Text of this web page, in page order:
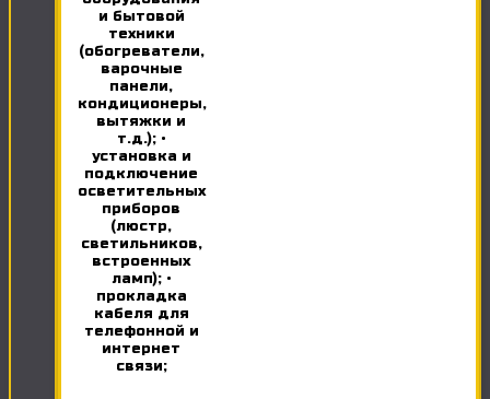
и бытовой
техники
(обогреватели,
варочные
панели,
кондиционеры,
вытяжки и
т.д.); •
установка и
подключение
осветительных
приборов
(люстр,
светильников,
встроенных
ламп); •
прокладка
кабеля для
телефонной и
интернет
связи;